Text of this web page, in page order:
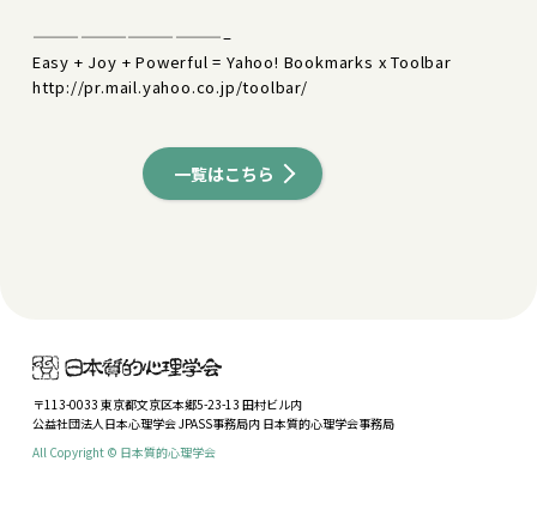
————————————–
Easy + Joy + Powerful = Yahoo! Bookmarks x Toolbar
http://pr.mail.yahoo.co.jp/toolbar/
一覧はこちら
〒113-0033 東京都文京区本郷5-23-13 田村ビル内
公益社団法人日本心理学会 JPASS事務局内 日本質的心理学会事務局
All Copyright © 日本質的心理学会